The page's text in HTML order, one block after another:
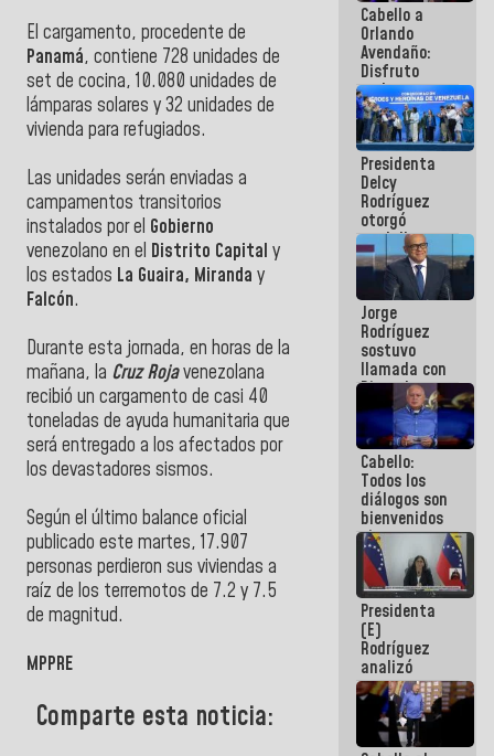
El cargamento, procedente de
Panamá, contiene 728 unidades de
set de cocina, 10.080 unidades de
lámparas solares y 32 unidades de
vivienda para refugiados.
Las unidades serán enviadas a
campamentos transitorios
instalados por el Gobierno
venezolano en el Distrito Capital y
los estados La Guaira, Miranda y
Falcón.
Durante esta jornada, en horas de la
mañana, la Cruz Rojavenezolana
recibió un cargamento de casi 40
toneladas de ayuda humanitaria que
será entregado a los afectados por
los devastadores sismos.
Según el último balance oficial
publicado este martes, 17.907
personas perdieron sus viviendas a
raíz de los terremotos de 7.2 y 7.5
de magnitud.
MPPRE
Comparte esta noticia:
Cabello a
Orlando
Avendaño:
Disfruto
cada vez
que escribes
porque lo
que haces
es
embarrarla
Presidenta
Delcy
Rodríguez
otorgó
medalla
"Héroe de
Venezuela"
a servidores
públicos
Jorge
Rodríguez
sostuvo
llamada con
Dinorah
Figuera y
acuerdan
primer
encuentro
presencial
para el
diálogo
Cabello:
Todos los
diálogos son
bienvenidos
siempre que
estén en el
marco de la
Constitución
de la
República
Presidenta
(E)
Rodríguez
analizó
junto a
gobernadores
planes de
recuperación